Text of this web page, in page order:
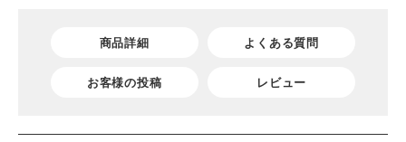
商品詳細 よくある質問
お客様の投稿 レビュー